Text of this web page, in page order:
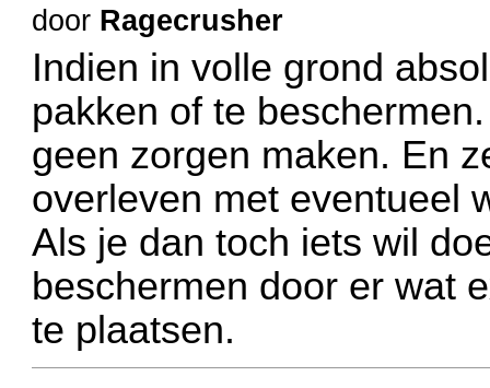
door Ragecrusher
Indien in volle grond
pakken of te
geen zorgen maken. En
overleven met eventueel
Als je dan toch iets wil
beschermen door er wat
te plaatsen.